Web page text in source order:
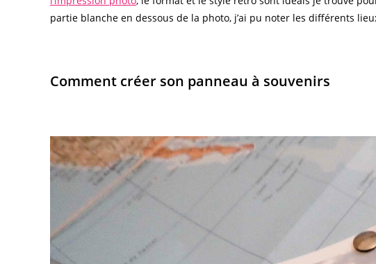
partie blanche en dessous de la photo, j’ai pu noter les différents
Comment créer son panneau à souvenirs